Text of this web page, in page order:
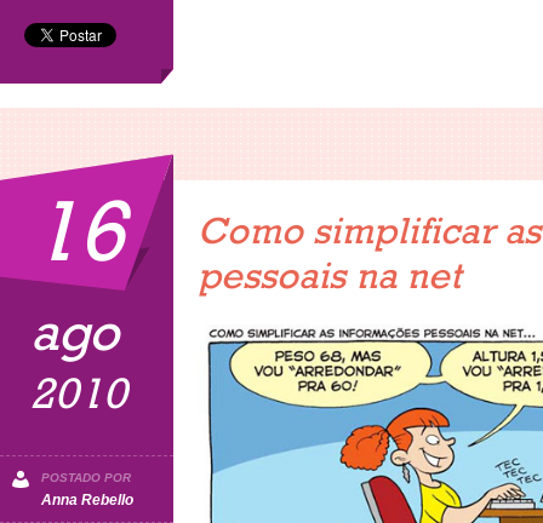
16
ago
2010
POSTADO POR
Anna Rebello
Como simplificar
pessoais na net